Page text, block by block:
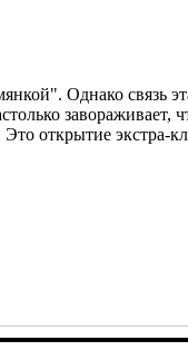
Однако связь
завораживает,
открытие экстра-